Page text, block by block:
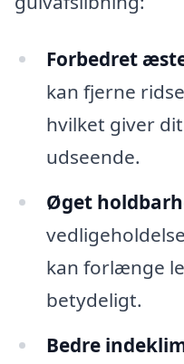
Forbedret
kan fjerne
hvilket giver
udseende.
Øget
kan forlænge
betydeligt.
Bedre